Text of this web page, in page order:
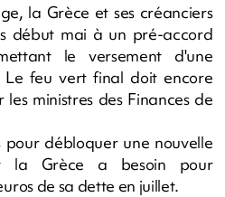
la Grèce et ses créanciers
début mai à un pré-accord
le versement d'une
Le feu vert final doit encore
ministres des Finances de
pour débloquer une nouvelle
la Grèce a besoin pour
de sa dette en juillet.